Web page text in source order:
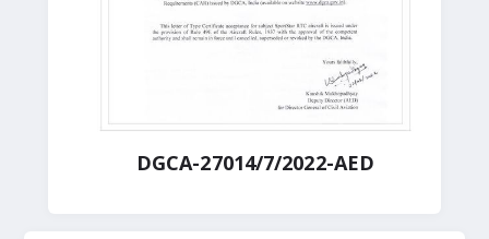
DGCA-27014/7/2022-AED